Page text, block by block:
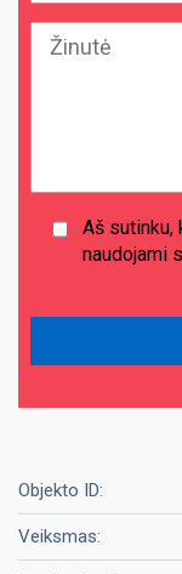
Aš sutinku,
naudojami
Objekto ID:
Veiksmas: